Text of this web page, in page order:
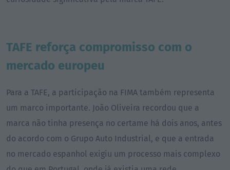
TAFE reforça compromisso com o
mercado europeu
Para a TAFE, a participação na FIMA também representa
um marco importante. João Oliveira recordou que a
marca não tinha presença no certame há dois anos, antes
do acordo com o Grupo Auto Industrial, e que a entrada
no mercado espanhol exigiu um processo mais complexo